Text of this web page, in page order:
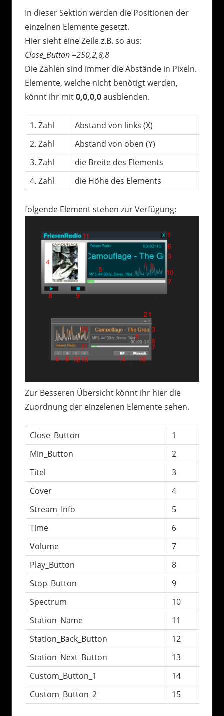
In dieser Sektion werden die Positionen der
einzelnen Elemente gesetzt.
Hier sieht eine Zeile z.B. so aus:
Close_Button =250,2,8,8
Die Zahlen sind immer die Abstände in Pixeln.
Elemente, welche nicht benötigt werden,
könnt ihr mit0,0,0,0ausblenden.
1. Zahl
Abstand von links (X)
2. Zahl
Abstand von oben (Y)
3. Zahl
die Breite des Elements
4. Zahl
die Höhe des Elements
folgende Element stehen zur Verfügung:
Zur Besseren Übersicht könnt ihr hier die
Zuordnung der einzelenen Elemente sehen.
Close_Button
1
Min_Button
2
Titel
3
Cover
4
Stream_Info
5
Time
6
Volume
7
Play_Button
8
Stop_Button
9
Spectrum
10
Station_Name
11
Station_Back_Button
12
Station_Next_Button
13
Custom_Button_1
14
Custom_Button_2
15